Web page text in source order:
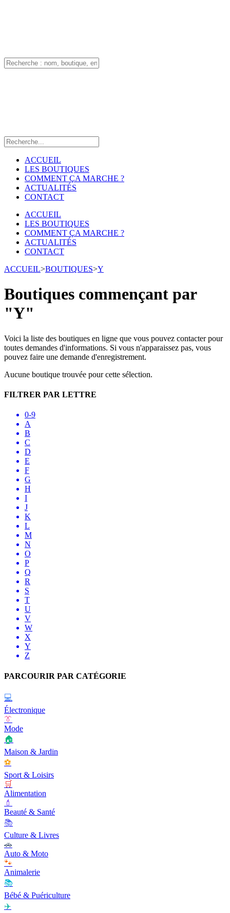
ACCUEIL
LES BOUTIQUES
COMMENT ÇA MARCHE ?
ACTUALITÉS
CONTACT
ACCUEIL
LES BOUTIQUES
COMMENT ÇA MARCHE ?
ACTUALITÉS
CONTACT
ACCUEIL>BOUTIQUES>Y
Boutiques commençant par
"Y"
Voici la liste des boutiques en ligne que vous pouvez contacter pour
toutes demandes d'informations. Si vous n'apparaissez pas, vous
pouvez faire une demande d'enregistrement.
Aucune boutique trouvée pour cette sélection.
FILTRER PAR LETTRE
0-9
A
B
C
D
E
F
G
H
I
J
K
L
M
N
O
P
Q
R
S
T
U
V
W
X
Y
Z
PARCOURIR PAR CATÉGORIE
💻
Électronique
👔
Mode
🏠
Maison & Jardin
⚽
Sport & Loisirs
🛒
Alimentation
💄
Beauté & Santé
📚
Culture & Livres
🚗
Auto & Moto
🐾
Animalerie
📚
Bébé & Puériculture
✈️